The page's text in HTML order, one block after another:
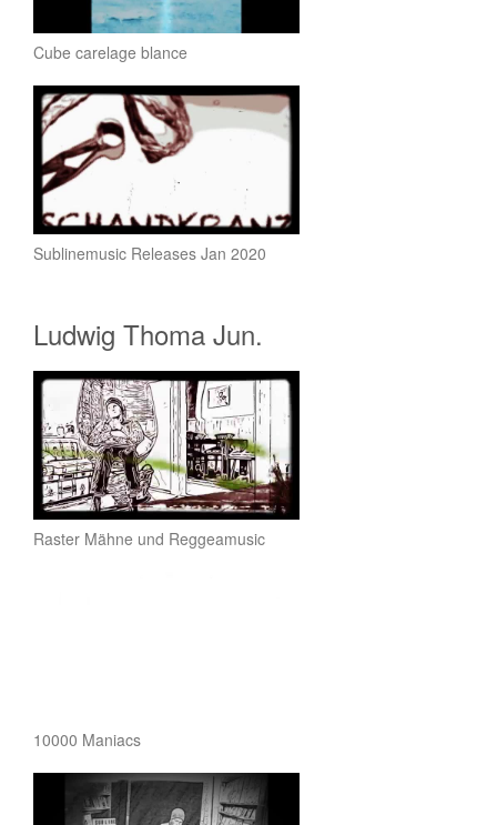
Cube carelage blance
Sublinemusic Releases Jan 2020
Ludwig Thoma Jun.
Raster Mähne und Reggeamusic
10000 Maniacs